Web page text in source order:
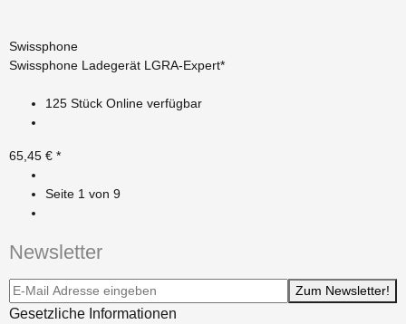
Swissphone
Swissphone Ladegerät LGRA-Expert*
125 Stück Online verfügbar
65,45 € *
Seite 1 von 9
Newsletter
Newsletter-Registrierung Zum Newsletter!
Gesetzliche Informationen